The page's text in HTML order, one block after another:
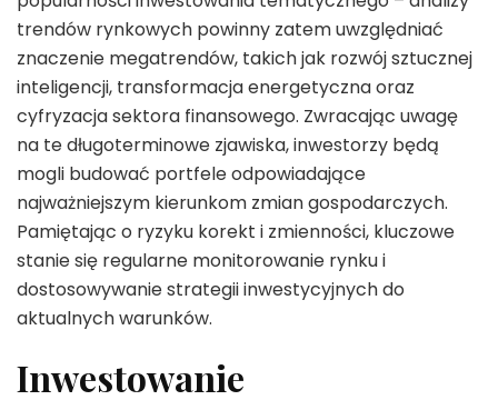
trendów rynkowych powinny zatem uwzględniać
znaczenie megatrendów, takich jak rozwój sztucznej
inteligencji, transformacja energetyczna oraz
cyfryzacja sektora finansowego. Zwracając uwagę
na te długoterminowe zjawiska, inwestorzy będą
mogli budować portfele odpowiadające
najważniejszym kierunkom zmian gospodarczych.
Pamiętając o ryzyku korekt i zmienności, kluczowe
stanie się regularne monitorowanie rynku i
dostosowywanie strategii inwestycyjnych do
aktualnych warunków.
Inwestowanie